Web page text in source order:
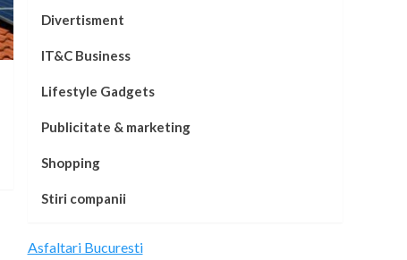
Divertisment
IT&C Business
Lifestyle Gadgets
Publicitate & marketing
Shopping
Stiri companii
Asfaltari Bucuresti